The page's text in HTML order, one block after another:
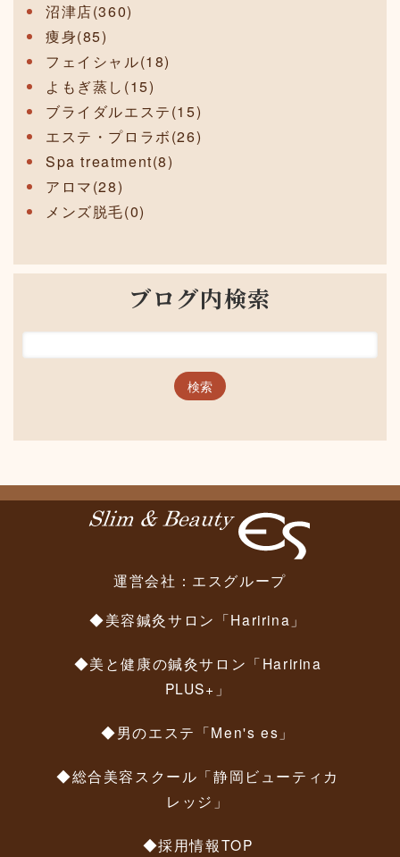
沼津店(360)
痩身(85)
フェイシャル(18)
よもぎ蒸し(15)
ブライダルエステ(15)
エステ・プロラボ(26)
Spa treatment(8)
アロマ(28)
メンズ脱毛(0)
ブログ内検索
運営会社： エスグループ
◆美容鍼灸サロン「Haririna」
◆美と健康の鍼灸サロン「Haririna
PLUS+」
◆男のエステ「Men's es」
◆総合美容スクール「静岡ビューティカ
レッジ」
◆採用情報TOP